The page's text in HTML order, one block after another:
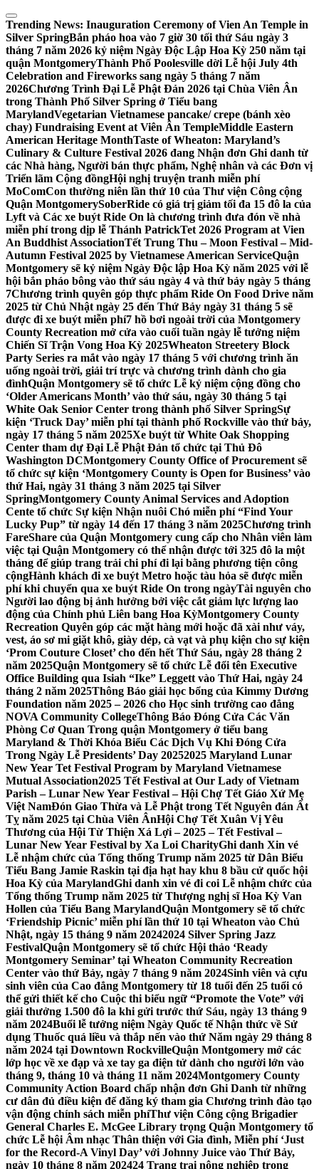
Skip
to
content
Trending News: Inauguration Ceremony of Vien An Temple in
Silver SpringBắn pháo hoa vào 7 giờ 30 tối thứ Sáu ngày 3
tháng 7 năm 2026 kỷ niệm Ngày Độc Lập Hoa Kỳ 250 năm tại
quận MontgomeryThành Phố Poolesville dời Lễ hội July 4th
Celebration and Fireworks sang ngày 5 tháng 7 năm
2026Chương Trình Đại Lễ Phật Đản 2026 tại Chùa Viên Ân
trong Thành Phố Silver Spring ở Tiểu bang
MarylandVegetarian Vietnamese pancake/ crepe (bánh xèo
chay) Fundraising Event at Viên Ân TempleMiddle Eastern
American Heritage MonthTaste of Wheaton: Maryland’s
Culinary & Culture Festival 2026 đang Nhận đơn Ghi danh từ
các Nhà hàng, Người bán thực phẩm, Nghệ nhân và các Đơn vị
Triển lãm Cộng đồngHội nghị truyện tranh miễn phí
MoComCon thường niên lần thứ 10 của Thư viện Công cộng
Quận MontgomerySoberRide có giá trị giảm tối đa 15 đô la của
Lyft và Các xe buýt Ride On là chương trình đưa đón về nhà
miễn phí trong dịp lễ Thánh PatrickTet 2026 Program at Vien
An Buddhist AssociationTết Trung Thu – Moon Festival – Mid-
Autumn Festival 2025 by Vietnamese American ServiceQuận
Montgomery sẽ kỷ niệm Ngày Độc lập Hoa Kỳ năm 2025 với lễ
hội bắn pháo bông vào thứ sáu ngày 4 và thứ bảy ngày 5 tháng
7Chương trình quyên góp thực phẩm Ride On Food Drive năm
2025 từ Chủ Nhật ngày 25 đến Thứ Bảy ngày 31 tháng 5 sẽ
được đi xe buýt miễn phí7 hồ bơi ngoài trời của Montgomery
County Recreation mở cửa vào cuối tuần ngày lễ tưởng niệm
Chiến Sĩ Trận Vong Hoa Kỳ 2025Wheaton Streetery Block
Party Series ra mắt vào ngày 17 tháng 5 với chương trình ăn
uống ngoài trời, giải trí trực và chương trình dành cho gia
đìnhQuận Montgomery sẽ tổ chức Lễ kỷ niệm cộng đồng cho
‘Older Americans Month’ vào thứ sáu, ngày 30 tháng 5 tại
White Oak Senior Center trong thành phố Silver SpringSự
kiện ‘Truck Day’ miễn phí tại thành phố Rockville vào thứ bảy,
ngày 17 tháng 5 năm 2025Xe buýt từ White Oak Shopping
Center tham dự Đại Lễ Phật Đản tổ chức tại Thủ Đô
Washington DCMontgomery County Office of Procurement sẽ
tổ chức sự kiện ‘Montgomery County is Open for Business’ vào
thứ Hai, ngày 31 tháng 3 năm 2025 tại Silver
SpringMontgomery County Animal Services and Adoption
Cente tổ chức Sự kiện Nhận nuôi Chó miễn phí “Find Your
Lucky Pup” từ ngày 14 đến 17 tháng 3 năm 2025Chương trình
FareShare của Quận Montgomery cung cấp cho Nhân viên làm
việc tại Quận Montgomery có thể nhận được tới 325 đô la một
tháng để giúp trang trải chi phí đi lại bằng phương tiện công
cộngHành khách đi xe buýt Metro hoặc tàu hỏa sẽ được miễn
phí khi chuyển qua xe buýt Ride On trong ngàyTài nguyên cho
Người lao động bị ảnh hưởng bởi việc cắt giảm lực lượng lao
động của Chính phủ Liên bang Hoa KỳMontgomery County
Recreation Quyên góp các mặt hàng mới hoặc đã xài như váy,
vest, áo sơ mi giặt khô, giày dép, cà vạt và phụ kiện cho sự kiện
‘Prom Couture Closet’ cho đến hết Thứ Sáu, ngày 28 tháng 2
năm 2025Quận Montgomery sẽ tổ chức Lễ đổi tên Executive
Office Building qua Isiah “Ike” Leggett vào Thứ Hai, ngày 24
tháng 2 năm 2025Thông Báo giải học bổng của Kimmy Dương
Foundation năm 2025 – 2026 cho Học sinh trường cao đẳng
NOVA Community CollegeThông Báo Đóng Cửa Các Văn
Phòng Cơ Quan Trong quận Montgomery ở tiểu bang
Maryland & Thời Khóa Biểu Các Dịch Vụ Khi Đóng Cửa
Trong Ngày Lễ Presidents’ Day 20252025 Maryland Lunar
New Year Tet Festival Program by Maryland Vietnamese
Mutual Association2025 Tết Festival at Our Lady of Vietnam
Parish – Lunar New Year Festival – Hội Chợ Tết Giáo Xứ Mẹ
Việt NamĐón Giao Thừa và Lễ Phật trong Tết Nguyên đán Ất
Tỵ năm 2025 tại Chùa Viên ÂnHội Chợ Tết Xuân Vị Yêu
Thương của Hội Từ Thiện Xá Lợi – 2025 – Tết Festival –
Lunar New Year Festival by Xa Loi CharityGhi danh Xin vé
Lễ nhậm chức của Tổng thống Trump năm 2025 từ Dân Biểu
Tiểu Bang Jamie Raskin tại địa hạt hay khu 8 bầu cử quốc hội
Hoa Kỳ của MarylandGhi danh xin vé đi coi Lễ nhậm chức của
Tổng thống Trump năm 2025 từ Thượng nghị sĩ Hoa Kỳ Van
Hollen của Tiểu Bang MarylandQuận Montgomery sẽ tổ chức
‘Friendship Picnic’ miễn phí lần thứ 10 tại Wheaton vào Chủ
Nhật, ngày 15 tháng 9 năm 20242024 Silver Spring Jazz
FestivalQuận Montgomery sẽ tổ chức Hội thảo ‘Ready
Montgomery Seminar’ tại Wheaton Community Recreation
Center vào thứ Bảy, ngày 7 tháng 9 năm 2024Sinh viên và cựu
sinh viên của Cao đẳng Montgomery từ 18 tuổi đến 25 tuổi có
thể gửi thiết kế cho Cuộc thi biểu ngữ “Promote the Vote” với
giải thưởng 1.500 đô la khi gửi trước thứ Sáu, ngày 13 tháng 9
năm 2024Buổi lễ tưởng niệm Ngày Quốc tế Nhận thức về Sử
dụng Thuốc quá liều và thắp nến vào thứ Năm ngày 29 tháng 8
năm 2024 tại Downtown RockvilleQuận Montgomery mở các
lớp học về xe đạp và xe tay ga điện tử dành cho người lớn vào
tháng 9, tháng 10 và tháng 11 năm 2024Montgomery County
Community Action Board chấp nhận đơn Ghi Danh từ những
cư dân đủ điều kiện để đăng ký tham gia Chương trình đào tạo
vận động chính sách miễn phíThư viện Công cộng Brigadier
General Charles E. McGee Library trọng Quận Montgomery tổ
chức Lễ hội Âm nhạc Thân thiện với Gia đình, Miễn phí ‘Just
for the Record-A Vinyl Day’ với Johnny Juice vào Thứ Bảy,
ngày 10 tháng 8 năm 202424 Trang trại nông nghiệp trong